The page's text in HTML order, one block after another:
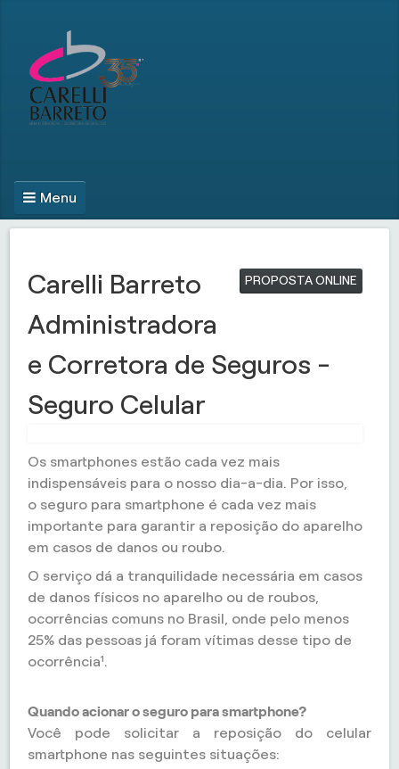
Menu
PROPOSTA ONLINE
Carelli Barreto
Administradora
e Corretora de Seguros -
Seguro Celular
Os smartphones estão cada vez mais
indispensáveis para o nosso dia-a-dia. Por isso,
o seguro para smartphone é cada vez mais
importante para garantir a reposição do aparelho
em casos de danos ou roubo.
O serviço dá a tranquilidade necessária em casos
de danos físicos no aparelho ou de roubos,
ocorrências comuns no Brasil, onde pelo menos
25% das pessoas já foram vítimas desse tipo de
ocorrência¹.
Quando acionar o seguro para smartphone?
Você pode solicitar a reposição do celular
smartphone nas seguintes situações: